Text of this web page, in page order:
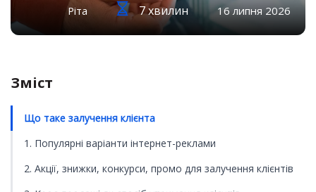
Ріта 7 хвилин 16 липня 2026
Зміст
Що таке залучення клієнта
1. Популярні варіанти інтернет-реклами
2. Акції, знижки, конкурси, промо для залучення клієнтів